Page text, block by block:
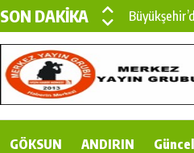
SON DAKİKA
Çin’den
Gençler
GÖKSUN ANDIRIN Güncel